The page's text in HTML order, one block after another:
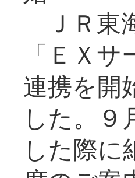
ＪＲ東
「ＥＸ
連携を開
した。９
した際に